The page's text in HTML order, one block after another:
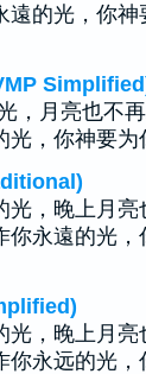
遠的光，你神
，月亮也不
，你神要为
光，晚上月亮
你永遠的光
光，晚上月亮
你永远的光